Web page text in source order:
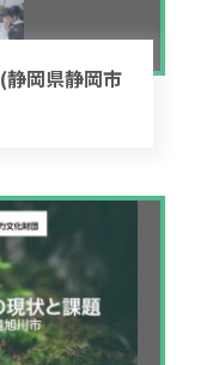
岡県静岡市